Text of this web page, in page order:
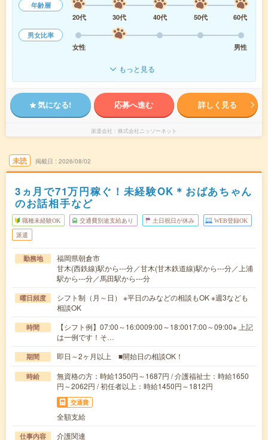
年齢層
20代
30代 40代 50代
60代
男女比率
女性
男性
もっと見る
気になる! 応募へ進む 詳しく見る
派遣会社 株式会社ニッソーネット
未読 掲載日 2026/08/02
3ヵ月で71万円稼ぐ！未経験OK＊おばあちゃん
のお話相手など
職種未経験OK 交通費別途支給あり 土日祝日が休み WEB登録OK
派遣
勤務地
福岡県朝倉市
甘木(西鉄線)駅から---分／甘木(甘木鉄道線)駅から---分／上浦
駅から---分／馬田駅から---分
曜日頻度
シフト制（月～日） ※平日のみなどの相談もOK ※週3なども
相談OK
時間
【シフト例】07:00～16:0009:00～18:0017:00～09:00※ 上記
は一例です！そ…
期間 即日～2ヶ月以上 ■開始日の相談OK！
時給
無資格の方：時給1350円～1687円 / 介護福祉士：時給1650
円～2062円 / 初任者以上：時給1450円～1812円
交通費
全額支給
仕事内容 介護関連